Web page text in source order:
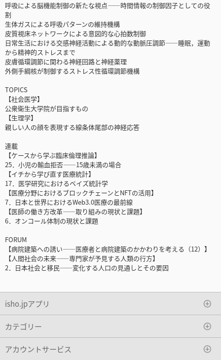
呼吸による脳機能制御の新たな視点――時間情報の制御因子としての役
割
生体ガスによる呼吸パターンの維持機構
皮質視床ネットワークによる意図的な心拍数制御
日常生活における交感神経活動による動的な動脈圧調節――睡眠，運動
から精神的ストレスまで
皮膚循環調節に関わる神経回路と神経薬理
外側手綱核が制御するストレス性循環調節機構
TOPICS
【社会医学】
公衆衛生大学院が目指すもの
【生理学】
親しい人の顔を表現する線条体尾部の神経応答
連載
【ケースから学ぶ臨床倫理推論】
25．小児の輸血拒否――15歳未満の場合
【イチから学び直す医療統計】
17．医学研究におけるベイズ統計学
【医療分野におけるブロックチェーンとNFTの活用】
7．日本と世界におけるWeb3.0医療の最前線
【医師の働き方改革――取り組みの現状と課題】
6．オンコール体制の現状と課題
FORUM
【病院建築への誘い――医療者と病院建築のかかわりを考える（12）】
【人間社会の未来――専門家が予見する人類の行方】
2．日本社会と移民――変化する人口の見通しとその要因
isho.jpアプリ
カテゴリー
アカウントサービス